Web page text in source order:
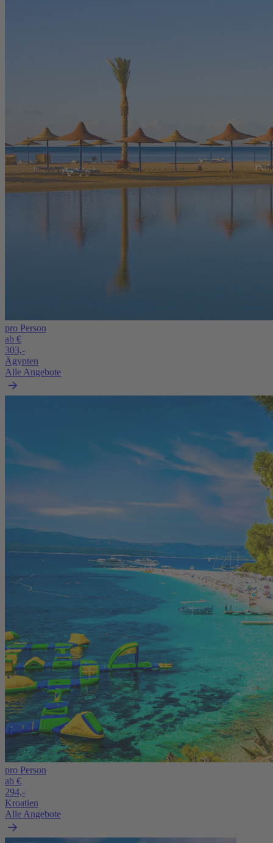
pro Person
ab €
303,-
Ägypten
Alle Angebote
pro Person
ab €
294,-
Kroatien
Alle Angebote